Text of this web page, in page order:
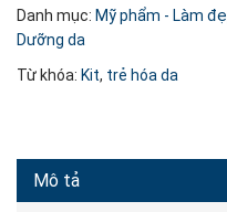
Danh mục: Mỹ phẩm - Làm
Dưỡng da
Từ khóa: Kit, trẻ hóa da
Mô tả